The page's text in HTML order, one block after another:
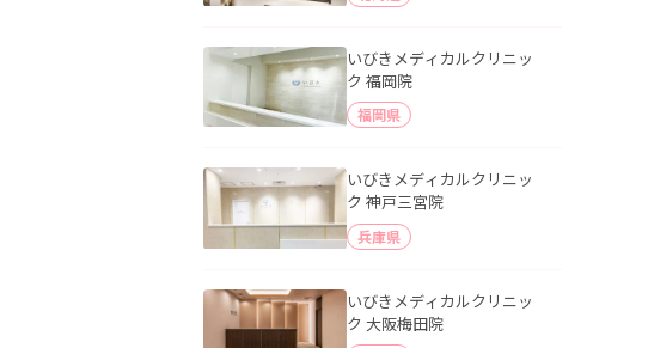
いびきメディカルクリニッ
ク 福岡院
福岡県
いびきメディカルクリニッ
ク 神戸三宮院
兵庫県
いびきメディカルクリニッ
ク 大阪梅田院